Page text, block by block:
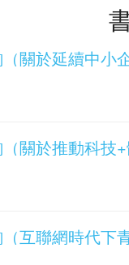
關於延續中小
關於推動科技+
互聯網時代下